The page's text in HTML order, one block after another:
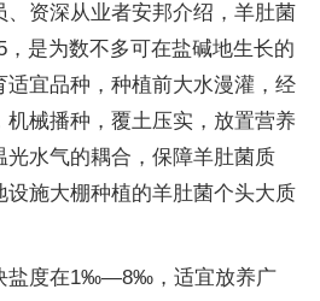
、资深从业者安邦介绍，羊肚菌
是为数不多可在盐碱地生长的
宜品种，种植前大水漫灌，经
械播种，覆土压实，放置营养
水气的耦合，保障羊肚菌质
施大棚种植的羊肚菌个头大质
盐度在1‰—8‰，适宜放养广